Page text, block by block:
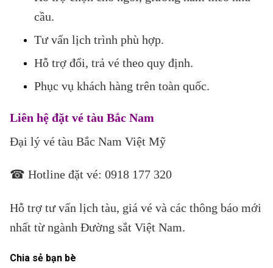
cầu.
Tư vấn lịch trình phù hợp.
Hỗ trợ đổi, trả vé theo quy định.
Phục vụ khách hàng trên toàn quốc.
Liên hệ đặt vé tàu Bắc Nam
Đại lý vé tàu Bắc Nam Việt Mỹ
☎ Hotline đặt vé: 0918 177 320
Hỗ trợ tư vấn lịch tàu, giá vé và các thông báo mới
nhất từ ngành Đường sắt Việt Nam.
Chia sẻ bạn bè